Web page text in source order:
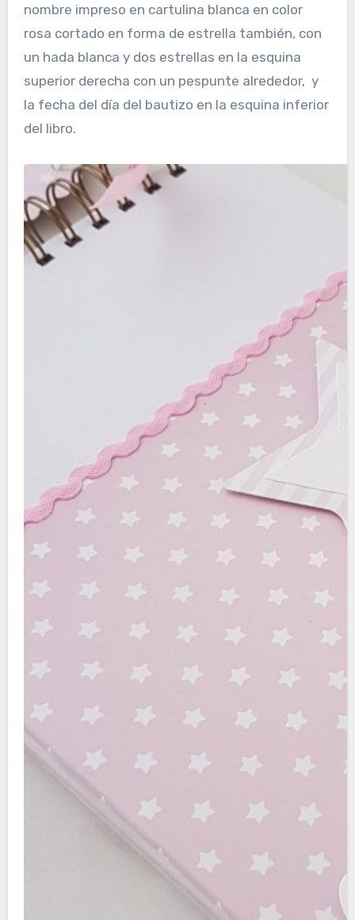
nombre impreso en cartulina blanca en color
rosa cortado en forma de estrella también, con
un hada blanca y dos estrellas en la esquina
superior derecha con un pespunte alrededor, y
la fecha del día del bautizo en la esquina inferior
del libro.